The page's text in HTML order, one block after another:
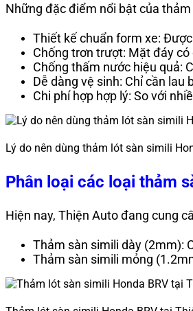
Những đặc điểm nổi bật của thảm
Thiết kế chuẩn form xe:
Chống trơn trượt: Mặt đáy
Chống thấm nước hiệu quả:
Dễ dàng vệ sinh: Chỉ cần
Chi phí hợp hợp lý: So với
Lý do nên dùng thảm lót sàn simili
Phân loại các loại thảm
Hiện nay, Thiện Auto đang cung
Thảm sàn simili dày (2mm):
Thảm sàn simili mỏng